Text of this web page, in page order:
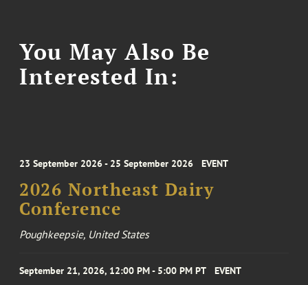
You May Also Be
Interested In:
23 September 2026 - 25 September 2026 EVENT
2026 Northeast Dairy
Conference
Poughkeepsie, United States
September 21, 2026, 12:00 PM - 5:00 PM PT EVENT